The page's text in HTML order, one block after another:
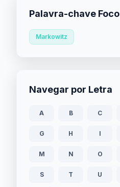
Palavra-chave Foco
Markowitz
Navegar por Letra
A B C
G H I
M N O
S T U